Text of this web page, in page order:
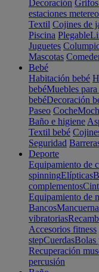
Decoración
estaciones
Textil Cojines de
Piscina Plegable
Juguetes
Mascotas
Bebé
Habitación bebé
bebéMuebles
bebéDecoración
Paseo Coche
Baño e higiene
Textil bebé
Seguridad
Deporte
Equipamiento de
spinningElípticas
complementos
Equipamiento de
Bancos
vibratorias
Accesorios fitness
stepCuerdasBolas
Recuperación
percusión